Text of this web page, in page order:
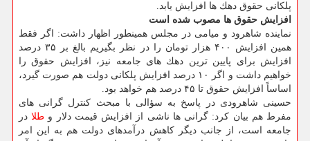
پلكانی حقوق دهك ها افزایش یابد.
افزایش حقوق ها مصوب شده است
نماینده شاهرود و میامی در مجلس همینطور اظهار داشت: اگر فقط
همین افزایش ۴۰۰ هزار تومان را در نظر بگیریم بالغ بر ۳۵ درصد
افزایش برای پایین ترین دهك های جامعه نیز، افزایش حقوق را
خواهیم داشت و اگر ۱۰ درصد افزایش پلكانی دولت هم صورت گیرد،
اساساً افزایش حقوق تا ۴۵ درصد هم خواهد بود.
حسینی شاهرودی در پاسخ به سؤالی با مبحث كنترل گرانی های
مفرط هم بیان كرد: گرانی ها ناشی از افزایش قیمت دلار و طلادر
جامعه است، از جانب دیگر كاهش درآمدهای دولت هم به این امر